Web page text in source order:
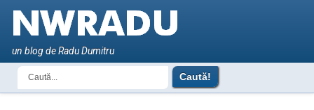
un blog de Radu Dumitru